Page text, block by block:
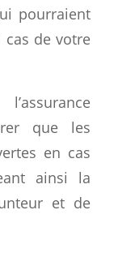
pourraient
de votre
que les
en cas
ainsi la
et de